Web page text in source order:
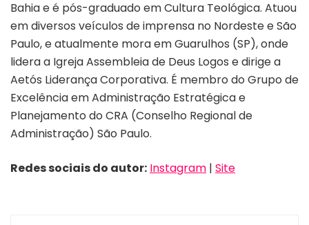
Bahia e é pós-graduado em Cultura Teológica. Atuou
em diversos veículos de imprensa no Nordeste e São
Paulo, e atualmente mora em Guarulhos (SP), onde
lidera a Igreja Assembleia de Deus Logos e dirige a
Aetós Liderança Corporativa. É membro do Grupo de
Excelência em Administração Estratégica e
Planejamento do CRA (Conselho Regional de
Administração) São Paulo.
Redes sociais do autor: Instagram | Site